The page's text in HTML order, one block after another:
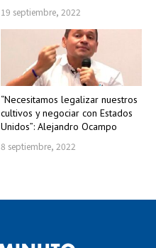
19 septiembre, 2022
“Necesitamos legalizar nuestros
cultivos y negociar con Estados
Unidos”: Alejandro Ocampo
8 septiembre, 2022